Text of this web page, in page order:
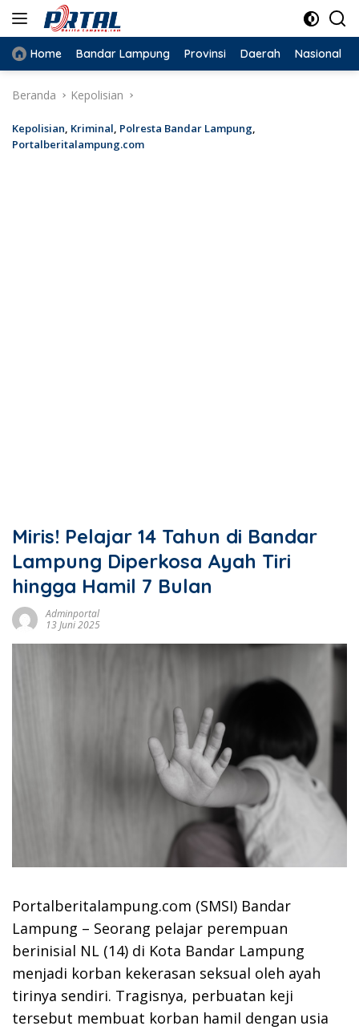
Langsung
konten
Home Bandar Lampung Provinsi Daerah Nasional
Beranda Kepolisian
Kepolisian, Kriminal, Polresta Bandar Lampung,
Portalberitalampung.com
Miris! Pelajar 14 Tahun di Bandar
Lampung Diperkosa Ayah Tiri
hingga Hamil 7 Bulan
Adminportal
13 Juni 2025
Portalberitalampung.com (SMSI) Bandar
Lampung – Seorang pelajar perempuan
berinisial NL (14) di Kota Bandar Lampung
menjadi korban kekerasan seksual oleh ayah
tirinya sendiri. Tragisnya, perbuatan keji
tersebut membuat korban hamil dengan usia